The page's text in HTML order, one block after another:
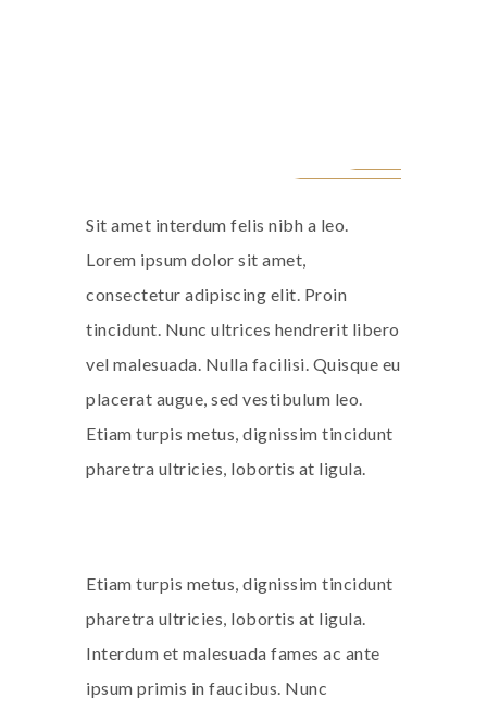
Sit amet interdum felis nibh a leo.
Lorem ipsum dolor sit amet,
consectetur adipiscing elit. Proin
tincidunt. Nunc ultrices hendrerit libero
vel malesuada. Nulla facilisi. Quisque eu
placerat augue, sed vestibulum leo.
Etiam turpis metus, dignissim tincidunt
pharetra ultricies, lobortis at ligula.
Etiam turpis metus, dignissim tincidunt
pharetra ultricies, lobortis at ligula.
Interdum et malesuada fames ac ante
ipsum primis in faucibus. Nunc